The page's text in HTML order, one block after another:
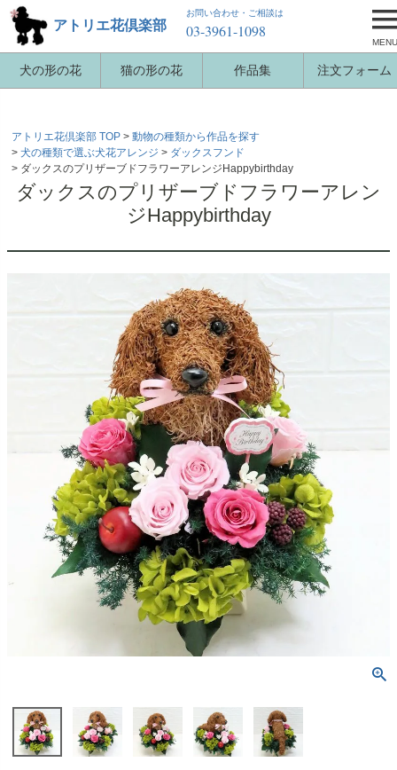
犬の形の花 猫の形の花 作品集 注文フォーム
アトリエ花倶楽部
お問い合わせ・ご相談は
03-3961-1098
MENU
アトリエ花倶楽部 TOP
動物の種類から作品を探す
犬の種類で選ぶ犬花アレンジ
ダックスフンド
ダックスのプリザーブドフラワーアレンジHappybirthday
ダックスのプリザーブドフラワーアレン
ジHappybirthday